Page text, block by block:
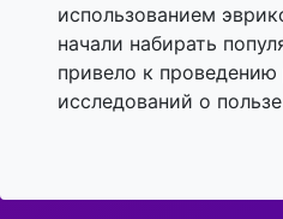
использованием
начали набирать
привело к проведению
исследований о